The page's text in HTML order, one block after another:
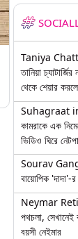
Taniya
তানিয়া
থেকে শেয়ার
Suhagraat in
কামরাকে এক
ভিডিও ঘিরে
Sourav
বায়োপিক 'দাদা'-
Neymar
পথচলা, সেখানেই
বয়সী নেইমার